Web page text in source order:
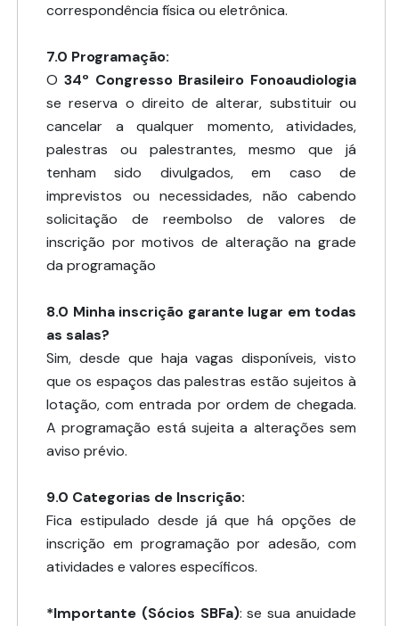
correspondência física ou eletrônica.
7.0 Programação:
O 34º Congresso Brasileiro Fonoaudiologia
se reserva o direito de alterar, substituir ou
cancelar a qualquer momento, atividades,
palestras ou palestrantes, mesmo que já
tenham sido divulgados, em caso de
imprevistos ou necessidades, não cabendo
solicitação de reembolso de valores de
inscrição por motivos de alteração na grade
da programação
8.0 Minha inscrição garante lugar em todas
as salas?
Sim, desde que haja vagas disponíveis, visto
que os espaços das palestras estão sujeitos à
lotação, com entrada por ordem de chegada.
A programação está sujeita a alterações sem
aviso prévio.
9.0 Categorias de Inscrição:
Fica estipulado desde já que há opções de
inscrição em programação por adesão, com
atividades e valores específicos.
*Importante (Sócios SBFa): se sua anuidade